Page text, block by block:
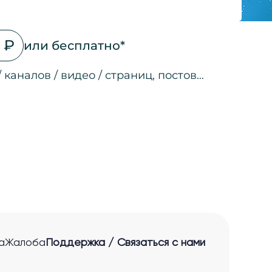
₽ или бесплатно*
каналов / видео / страниц, постов…
Жалоба Поддержка / Связаться с нами